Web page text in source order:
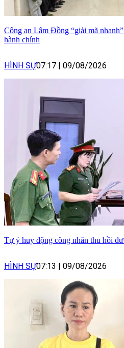
Công an Lâm Đồng “giải mã
hành chính
HÌNH SỰ07:17 | 09/08/2026
Tự ý huy động công nhân thu hồi
HÌNH SỰ07:13 | 09/08/2026